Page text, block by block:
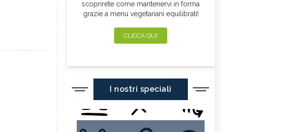
scoprirete come mantenervi in forma
grazie a menu vegetariani equilibrati!
CLICCA QUI
I nostri speciali